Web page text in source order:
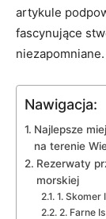
⁣artykule
fascynujące
Nawigacja:
Najlepsze
‌na terenie
Rezerwaty
morskiej
1. Skomer
2. Farne